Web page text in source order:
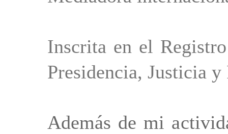
Inscrita en el
Presidencia, Justicia
Además de mi